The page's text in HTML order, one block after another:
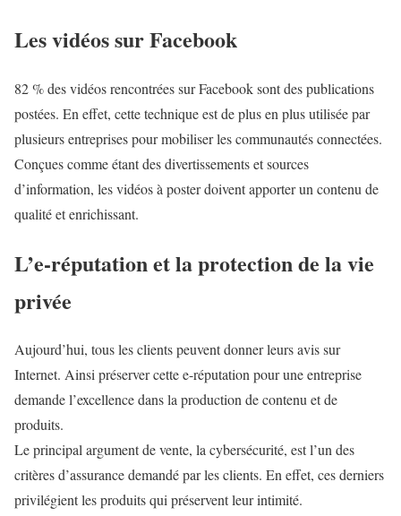
Les vidéos sur Facebook
82 % des vidéos rencontrées sur Facebook sont des publications
postées. En effet, cette technique est de plus en plus utilisée par
plusieurs entreprises pour mobiliser les communautés connectées.
Conçues comme étant des divertissements et sources
d’information, les vidéos à poster doivent apporter un contenu de
qualité et enrichissant.
L’e-réputation et la protection de la vie
privée
Aujourd’hui, tous les clients peuvent donner leurs avis sur
Internet. Ainsi préserver cette e-réputation pour une entreprise
demande l’excellence dans la production de contenu et de
produits.
Le principal argument de vente, la cybersécurité, est l’un des
critères d’assurance demandé par les clients. En effet, ces derniers
privilégient les produits qui préservent leur intimité.